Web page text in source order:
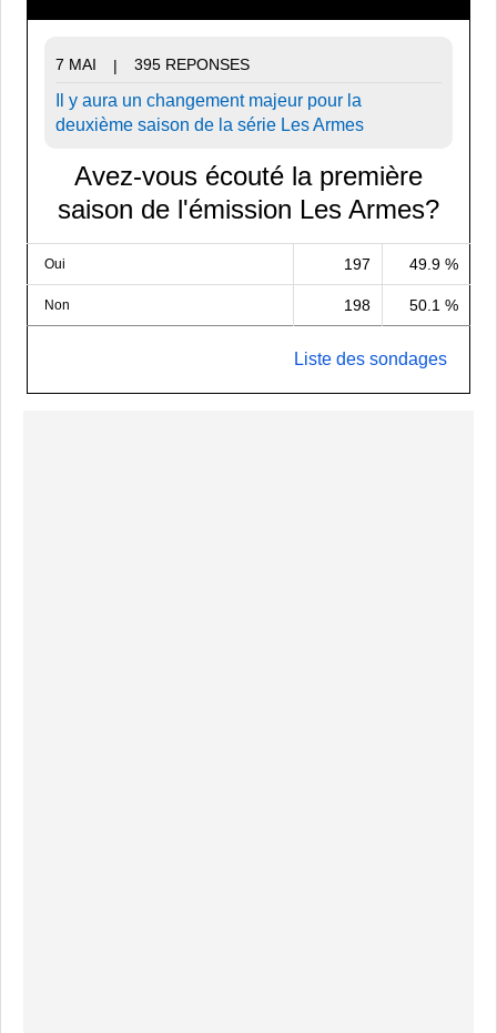
7 MAI | 395 REPONSES
Il y aura un changement majeur pour la
deuxième saison de la série Les Armes
Avez-vous écouté la première
saison de l'émission Les Armes?
Oui 197 49.9 %
Non 198 50.1 %
Liste des sondages